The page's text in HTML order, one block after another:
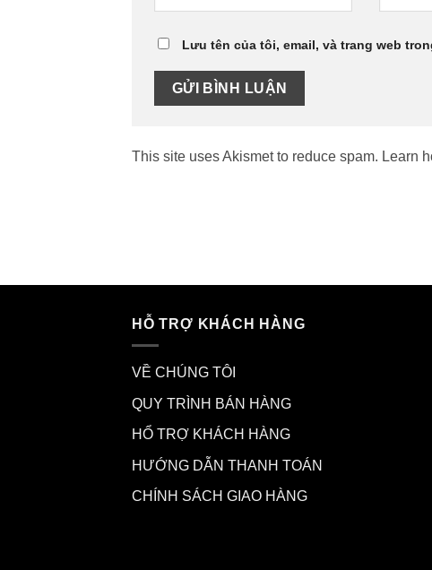
Lưu tên của tôi, email, và trang web
This site uses Akismet to reduce spam. Learn
HỖ TRỢ KHÁCH HÀNG
VỀ CHÚNG TÔI
QUY TRÌNH BÁN HÀNG
HỔ TRỢ KHÁCH HÀNG
HƯỚNG DẪN THANH TOÁN
CHÍNH SÁCH GIAO HÀNG